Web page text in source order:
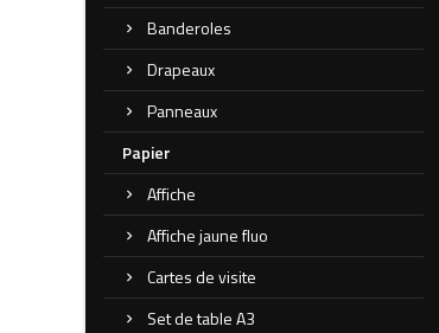
Banderoles
Drapeaux
Panneaux
Papier
Affiche
Affiche jaune fluo
Cartes de visite
Set de table A3